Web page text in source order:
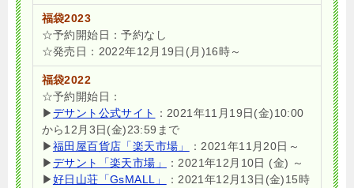
福袋2023
☆予約開始日：予約なし
☆発売日：2022年12月19日(月)16時～
福袋2022
☆予約開始日：
▶デサント公式サイト
：2021年11月19日(金)10:00
から12月3日(金)23:59まで
▶福田屋百貨店「楽天市場」
：2021年11月20日～
▶デサント「楽天市場」
：2021年12月10日 (金) ～
▶好日山荘「GsMALL」
：2021年12月13日(金)15時